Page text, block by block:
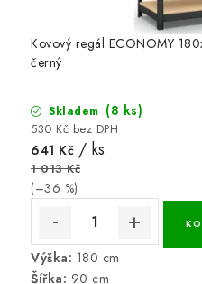
Kovový regál ECONOMY
černý
Skladem (8 ks)
530 Kč bez DPH
641 Kč / ks
1 013 Kč
(–36 %)
Výška: 180 cm
Šířka: 90 cm